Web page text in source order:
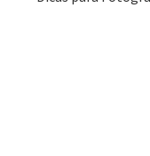
Política de